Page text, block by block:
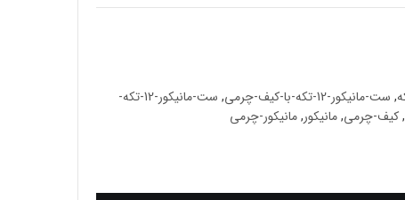
, ست-مانیکور-12-تکه-با-کیف-چرمی ,
ست-مانیکور-12-تکه-
,کیف-چرمی,مانیکور,مانیکور-چرمی